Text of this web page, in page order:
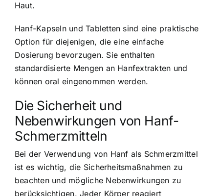
Haut.
Hanf-Kapseln und Tabletten sind eine praktische
Option für diejenigen, die eine einfache
Dosierung bevorzugen. Sie enthalten
standardisierte Mengen an Hanfextrakten und
können oral eingenommen werden.
Die Sicherheit und
Nebenwirkungen von Hanf-
Schmerzmitteln
Bei der Verwendung von Hanf als Schmerzmittel
ist es wichtig, die Sicherheitsmaßnahmen zu
beachten und mögliche Nebenwirkungen zu
berücksichtigen. Jeder Körper reagiert